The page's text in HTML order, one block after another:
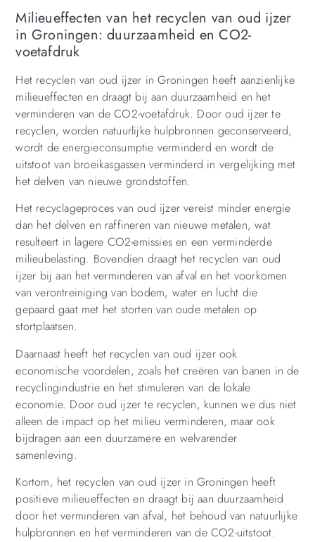
Milieueffecten van het recyclen van oud ijzer
in Groningen: duurzaamheid en CO2-
voetafdruk
Het recyclen van oud ijzer in Groningen heeft aanzienlijke
milieueffecten en draagt bij aan duurzaamheid en het
verminderen van de CO2-voetafdruk. Door oud ijzer te
recyclen, worden natuurlijke hulpbronnen geconserveerd,
wordt de energieconsumptie verminderd en wordt de
uitstoot van broeikasgassen verminderd in vergelijking met
het delven van nieuwe grondstoffen.
Het recyclageproces van oud ijzer vereist minder energie
dan het delven en raffineren van nieuwe metalen, wat
resulteert in lagere CO2-emissies en een verminderde
milieubelasting. Bovendien draagt het recyclen van oud
ijzer bij aan het verminderen van afval en het voorkomen
van verontreiniging van bodem, water en lucht die
gepaard gaat met het storten van oude metalen op
stortplaatsen.
Daarnaast heeft het recyclen van oud ijzer ook
economische voordelen, zoals het creëren van banen in de
recyclingindustrie en het stimuleren van de lokale
economie. Door oud ijzer te recyclen, kunnen we dus niet
alleen de impact op het milieu verminderen, maar ook
bijdragen aan een duurzamere en welvarender
samenleving.
Kortom, het recyclen van oud ijzer in Groningen heeft
positieve milieueffecten en draagt bij aan duurzaamheid
door het verminderen van afval, het behoud van natuurlijke
hulpbronnen en het verminderen van de CO2-uitstoot.